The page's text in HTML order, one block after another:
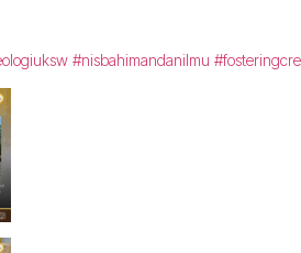
#nisbahimandanilmu